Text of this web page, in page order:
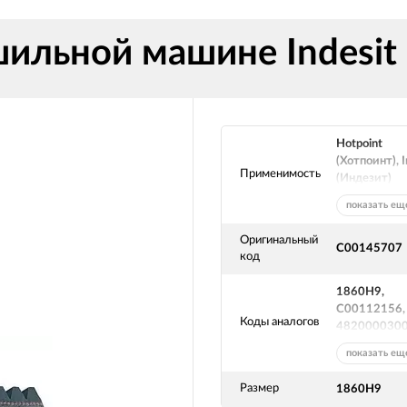
машине Indesit
Применимость
Hotpoint
(Хотпоинт),
(Индезит)
показать
Оригинальный
код
C00145707
Коды аналогов
1860H9,
C00112156,
показать
Размер 1860H9